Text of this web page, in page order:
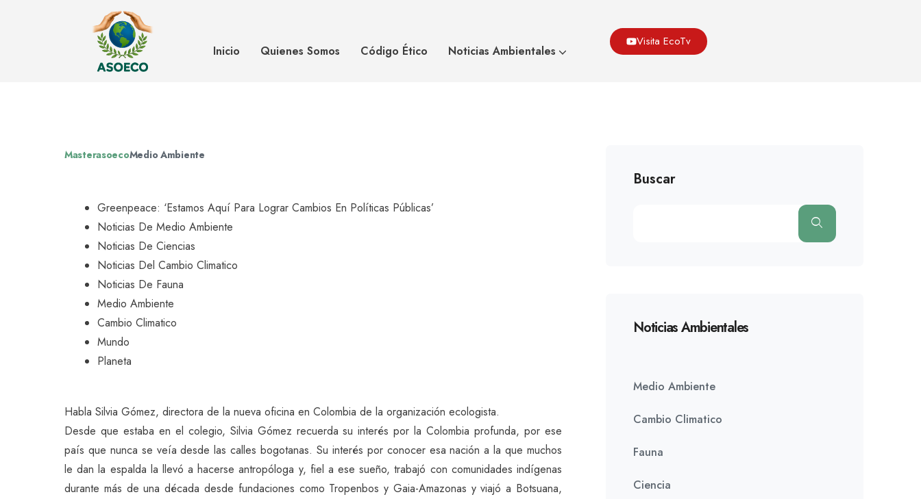
Inicio Quienes Somos Código Ético Noticias Ambientales
Visita EcoTv
Greenpeace: ‘Estamos aquí para lograr cambios en
políticas públicas’
Greenpeace: ‘Estamos Aquí Para Lograr Cambios En Políticas Públicas’
MasterasoecoMedio Ambiente
Greenpeace: ‘Estamos Aquí Para Lograr Cambios En Políticas Públicas’
Noticias De Medio Ambiente
Noticias De Ciencias
Noticias Del Cambio Climatico
Noticias De Fauna
Medio Ambiente
Cambio Climatico
Mundo
Planeta
Habla Silvia Gómez, directora de la nueva oficina en Colombia de la organización ecologista.
Desde que estaba en el colegio, Silvia Gómez recuerda su interés por la Colombia profunda, por ese
país que nunca se veía desde las calles bogotanas. Su interés por conocer esa nación a la que muchos
le dan la espalda la llevó a hacerse antropóloga y, fiel a ese sueño, trabajó con comunidades indígenas
durante más de una década desde fundaciones como Tropenbos y Gaia-Amazonas y viajó a Botsuana,
Buscar
Noticias Ambientales
Medio Ambiente
Cambio Climatico
Fauna
Ciencia